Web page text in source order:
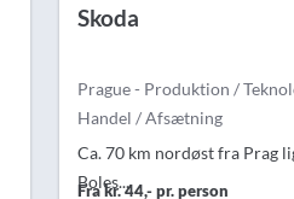
Skoda
Prague - Produktion /
Handel / Afsætning
Ca. 70 km nordøst fra Prag
Boles...
Fra kr. 44,- pr. person